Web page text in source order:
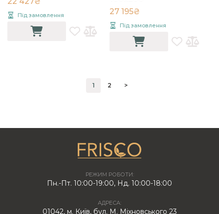
Під замовлення
27 195₴
Під замовлення
1 2 >
РЕЖИМ РОБОТИ:
Пн.-Пт. 10:00-19:00, Нд. 10:00-18:00
АДРЕСА:
01042, м. Київ, бул. М. Міхновського 23